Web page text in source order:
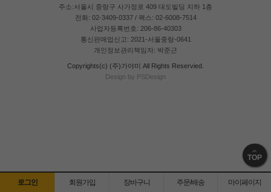
주소:서울시 중랑구 사가정로 409 대도빌딩 지하 1층
전화: 02-3409-0337 / 팩스: 02-6008-7514
사업자등록번호: 206-86-40303
통신판매업신고: 2021-서울중랑-0641
개인정보관리책임자: 박준근
Copyrights(c) (주)가야미 All Rights Reservied.
Design by PSDesign
TOP
로그인 회원가입 장바구니 주문/배송 마이페이지